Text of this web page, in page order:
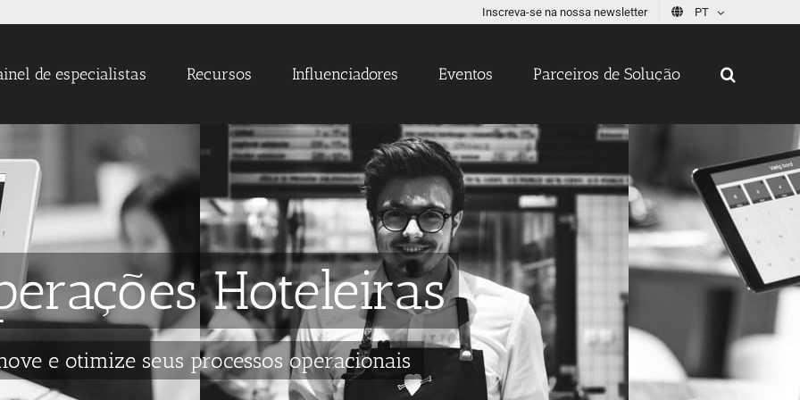
Inscreva-se na nossa newsletter PT
de especialistas Recursos Influenciadores Eventos Parceiros de Solução
Hoteleiras
e otimize seus processos operacionais